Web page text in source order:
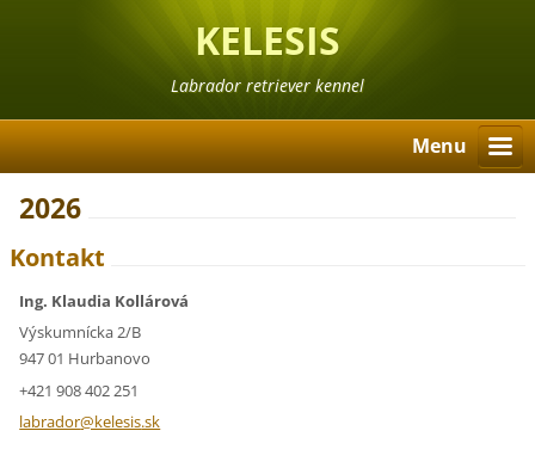
KELESIS
Labrador retriever kennel
Menu
2026
Kontakt
Ing. Klaudia Kollárová
Výskumnícka 2/B
947 01 Hurbanovo
+421 908 402 251
labrador@kelesis.sk